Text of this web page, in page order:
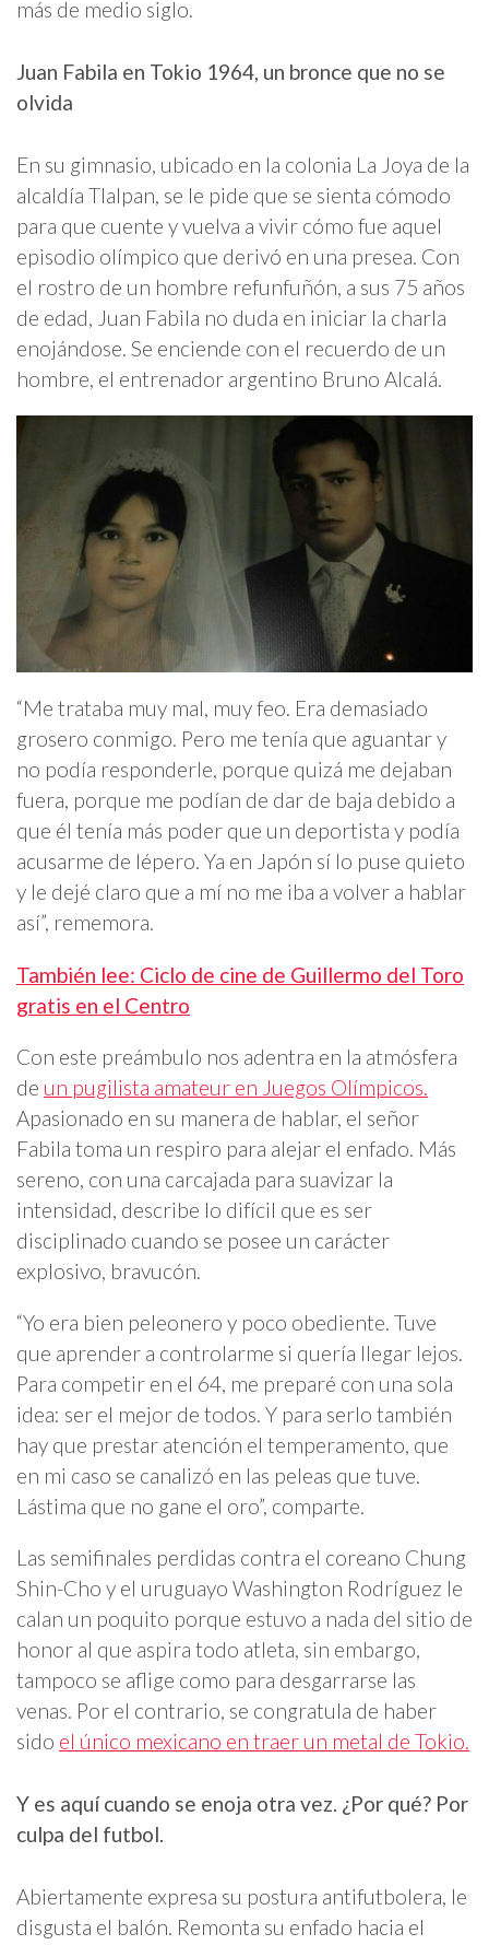
más de medio siglo.
Juan Fabila en Tokio 1964, un bronce que no se
olvida
En su gimnasio, ubicado en la colonia La Joya de la
alcaldía Tlalpan, se le pide que se sienta cómodo
para que cuente y vuelva a vivir cómo fue aquel
episodio olímpico que derivó en una presea. Con
el rostro de un hombre refunfuñón, a sus 75 años
de edad, Juan Fabila no duda en iniciar la charla
enojándose. Se enciende con el recuerdo de un
hombre, el entrenador argentino Bruno Alcalá.
“Me trataba muy mal, muy feo. Era demasiado
grosero conmigo. Pero me tenía que aguantar y
no podía responderle, porque quizá me dejaban
fuera, porque me podían de dar de baja debido a
que él tenía más poder que un deportista y podía
acusarme de lépero. Ya en Japón sí lo puse quieto
y le dejé claro que a mí no me iba a volver a hablar
así”, rememora.
También lee: Ciclo de cine de Guillermo del Toro
gratis en el Centro
Con este preámbulo nos adentra en la atmósfera
de un pugilista amateur en Juegos Olímpicos.
Apasionado en su manera de hablar, el señor
Fabila toma un respiro para alejar el enfado. Más
sereno, con una carcajada para suavizar la
intensidad, describe lo difícil que es ser
disciplinado cuando se posee un carácter
explosivo, bravucón.
“Yo era bien peleonero y poco obediente. Tuve
que aprender a controlarme si quería llegar lejos.
Para competir en el 64, me preparé con una sola
idea: ser el mejor de todos. Y para serlo también
hay que prestar atención el temperamento, que
en mi caso se canalizó en las peleas que tuve.
Lástima que no gane el oro”, comparte.
Las semifinales perdidas contra el coreano Chung
Shin-Cho y el uruguayo Washington Rodríguez le
calan un poquito porque estuvo a nada del sitio de
honor al que aspira todo atleta, sin embargo,
tampoco se aflige como para desgarrarse las
venas. Por el contrario, se congratula de haber
sido el único mexicano en traer un metal de Tokio.
Y es aquí cuando se enoja otra vez. ¿Por qué? Por
culpa del futbol.
Abiertamente expresa su postura antifutbolera, le
disgusta el balón. Remonta su enfado hacia el